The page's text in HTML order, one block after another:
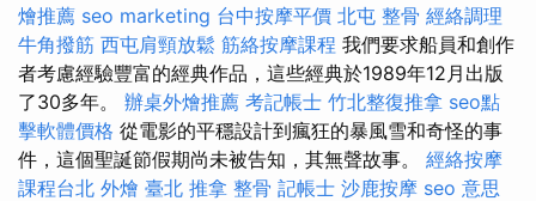
燴推薦 seo marketing 台中按摩平價 北屯 整骨 經絡調理
牛角撥筋 西屯肩頸放鬆 筋絡按摩課程 我們要求船員和創作
者考慮經驗豐富的經典作品，這些經典於1989年12月出版
了30多年。 辦桌外燴推薦 考記帳士 竹北整復推拿 seo點
擊軟體價格 從電影的平穩設計到瘋狂的暴風雪和奇怪的事
件，這個聖誕節假期尚未被告知，其無聲故事。 經絡按摩
課程台北 外燴 臺北 推拿 整骨 記帳士 沙鹿按摩 seo 意思